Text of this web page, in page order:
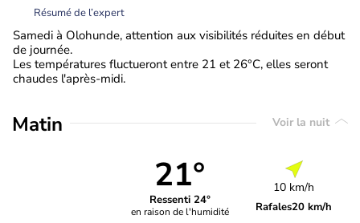
Résumé de l’expert
Samedi à Olohunde, attention aux visibilités réduites en début
de journée.
Les températures fluctueront entre 21 et 26°C, elles seront
chaudes l'après-midi.
Matin Voir la nuit
21°
Ressenti 24°
en raison de l'humidité
10 km/h
Rafales20 km/h